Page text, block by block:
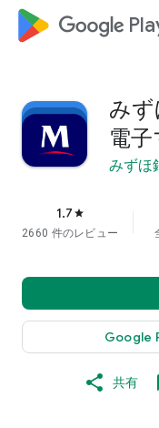
google_logo
み
電
みずほ
1.7 star
2660 件のレビュー
Google
共有